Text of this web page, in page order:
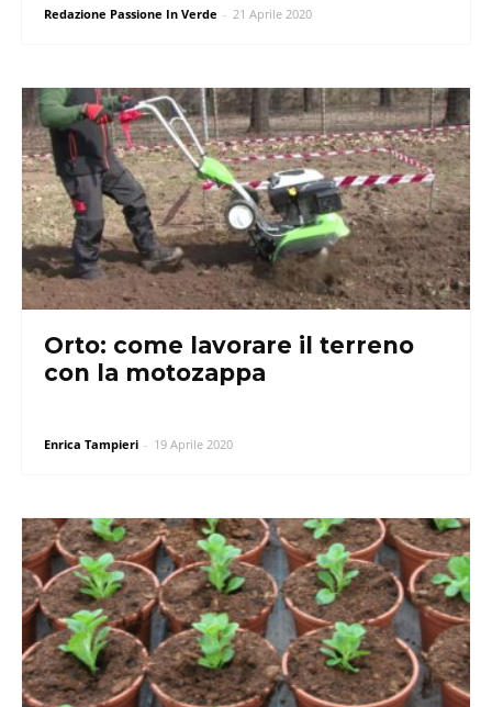
Redazione Passione In Verde - 21 Aprile 2020
Orto: come lavorare il terreno
con la motozappa
Enrica Tampieri - 19 Aprile 2020